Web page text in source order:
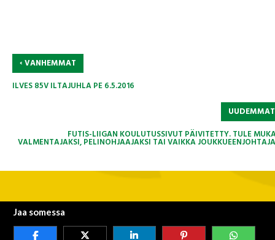
‹VANHEMMAT
ILVES 85V ILTAJUHLA PE 6.5.2016
FUTIS-LIIGAN KOULUTUSSIVUT PÄIVITETTY. TULE
VALMENTAJAKSI, PELINOHJAAJAKSI TAI VAIKKA
Jaa somessa